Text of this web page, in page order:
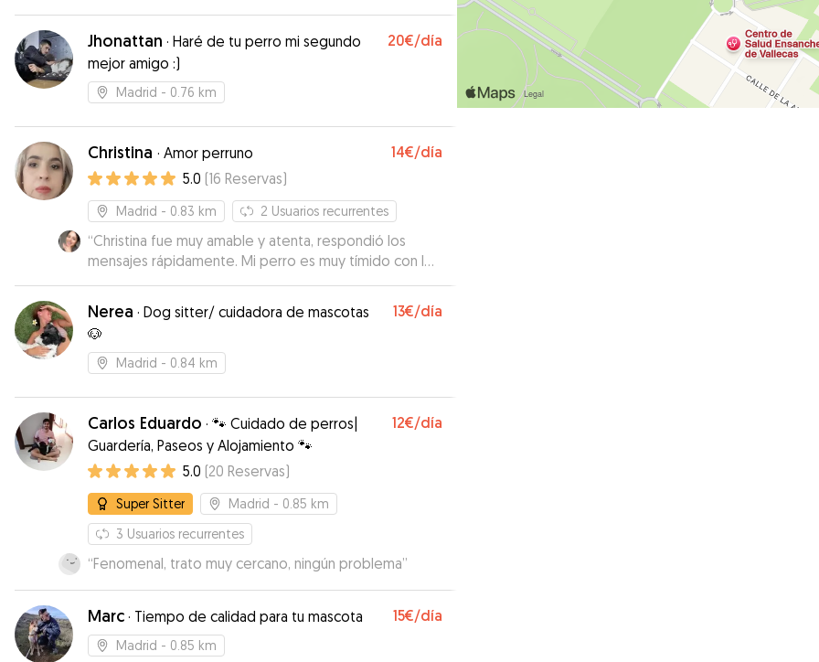
Isabel.”
Jhonattan · Haré de tu perro mi segundo
mejor amigo :)
20€/día
Madrid - 0.76 km
Christina · Amor perruno 14€/día
5.0 (16 Reservas)
Madrid - 0.83 km 2 Usuarios recurrentes
“Christina fue muy amable y atenta, respondió los
mensajes rápidamente. Mi perro es muy tímido con los
extraños, pero incluso con ella, Lindy se sentía
cómoda.
Nerea · Dog sitter/ cuidadora de mascotas
🐶
13€/día
Madrid - 0.84 km
Carlos Eduardo · 🐾 Cuidado de perros|
Guardería, Paseos y Alojamiento 🐾
12€/día
5.0 (20 Reservas)
Super Sitter Madrid - 0.85 km
3 Usuarios recurrentes
“Fenomenal, trato muy cercano, ningún problema”
Marc · Tiempo de calidad para tu mascota 15€/día
Madrid - 0.85 km